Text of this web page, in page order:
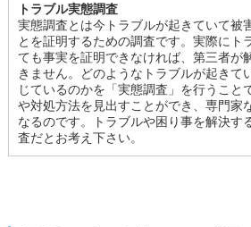
トラブル実態調査
実態調査とは今トラブルが起きていて被
とを証明するための調査です。実際にト
ても事実を証明できなければ、第三者が
きません。どのようなトラブルが起きて
じているのかを「実態調査」を行うこと
や対処方法を見出すことができ、専門家
なるのです。トラブルや困り事を解決す
査だとお考え下さい。